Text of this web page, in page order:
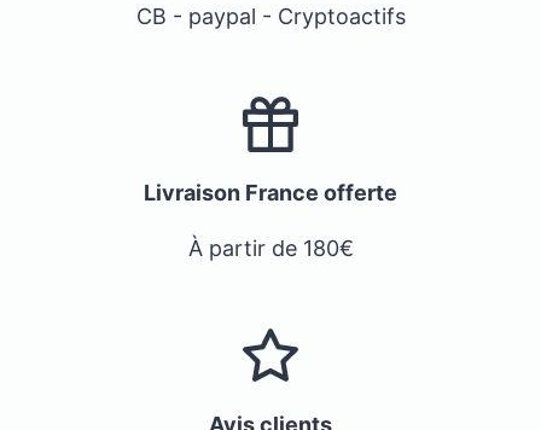
CB - paypal - Cryptoactifs
Livraison France offerte
À partir de 180€
Avis clients